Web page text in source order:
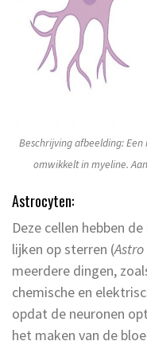
Beschrijving afbeelding:
omwikkelt in myeline.
Astrocyten:
Deze cellen hebben
lijken op sterren (Astro
meerdere dingen,
chemische en
opdat de neuronen
het maken van de